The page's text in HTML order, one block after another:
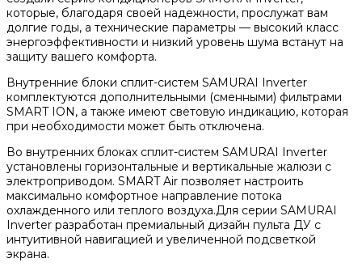
которые, благодаря своей надежности, прослужат вам
долгие годы, а технические параметры — высокий класс
энергоэффективности и низкий уровень шума встанут на
защиту вашего комфорта.
Внутренние блоки сплит-систем SAMURAI Inverter
комплектуются дополнительными (сменными) фильтрами
SMART ION, а также имеют световую индикацию, которая
при необходимости может быть отключена.
Во внутренних блоках сплит-систем SAMURAI Inverter
установлены горизонтальные и вертикальные жалюзи с
электроприводом. SMART Air позволяет настроить
максимально комфортное направление потока
охлажденного или теплого воздуха.Для серии SAMURAI
Inverter разработан премиальный дизайн пульта ДУ с
интуитивной навигацией и увеличенной подсветкой
экрана.